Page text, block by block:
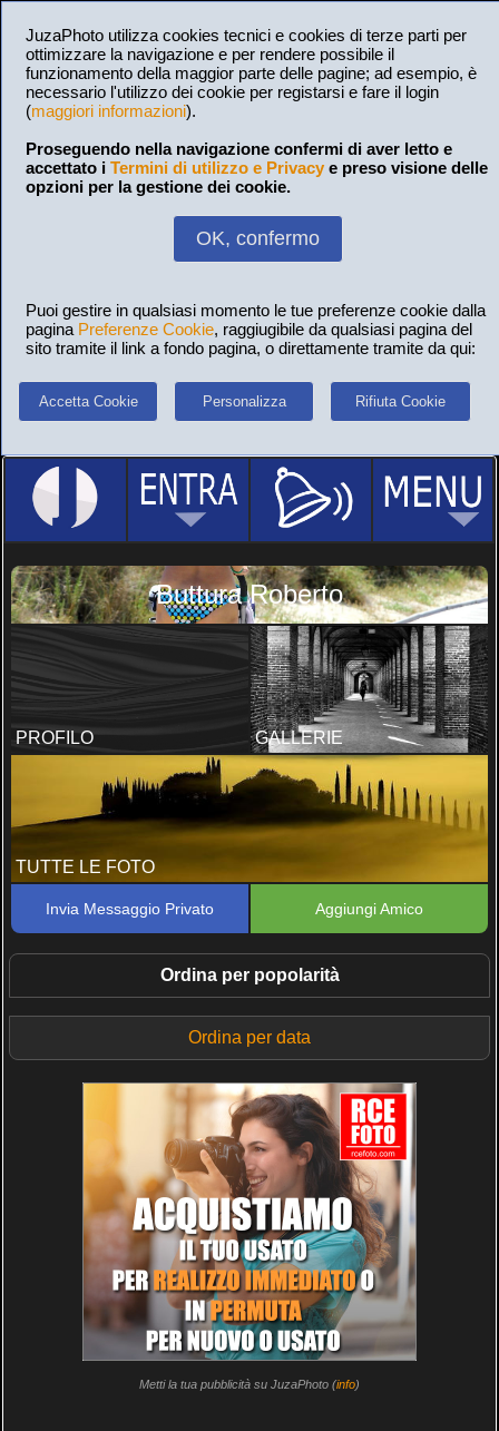
JuzaPhoto utilizza cookies tecnici e cookies di terze parti per
ottimizzare la navigazione e per rendere possibile il
funzionamento della maggior parte delle pagine; ad esempio, è
necessario l'utilizzo dei cookie per registarsi e fare il login
(maggiori informazioni).
Proseguendo nella navigazione confermi di aver letto e
accettato i Termini di utilizzo e Privacy e preso visione delle
opzioni per la gestione dei cookie.
OK, confermo
Puoi gestire in qualsiasi momento le tue preferenze cookie dalla
pagina Preferenze Cookie, raggiugibile da qualsiasi pagina del
sito tramite il link a fondo pagina, o direttamente tramite da qui:
Accetta Cookie Personalizza Rifiuta Cookie
Buttura Roberto
PROFILO GALLERIE
TUTTE LE FOTO
Invia Messaggio Privato Aggiungi Amico
Ordina per popolarità
Ordina per data
Metti la tua pubblicità su JuzaPhoto (info)